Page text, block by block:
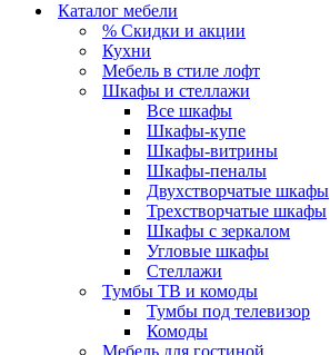
Каталог мебели
% Скидки и акции
Кухни
Мебель в стиле лофт
Шкафы и стеллажи
Все шкафы
Шкафы-купе
Шкафы-витрины
Шкафы-пеналы
Двухстворчатые шкафы
Трехстворчатые шкафы
Шкафы с зеркалом
Угловые шкафы
Стеллажи
Тумбы ТВ и комоды
Тумбы под телевизор
Комоды
Мебель для гостиной